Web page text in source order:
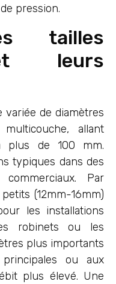
pression.
tailles
leurs
de diamètres
allant
plus de 100 mm.
typiques dans des
Par
(12mm-16mm)
les installations
robinets ou les
plus importants
ou aux
plus élevé. Une